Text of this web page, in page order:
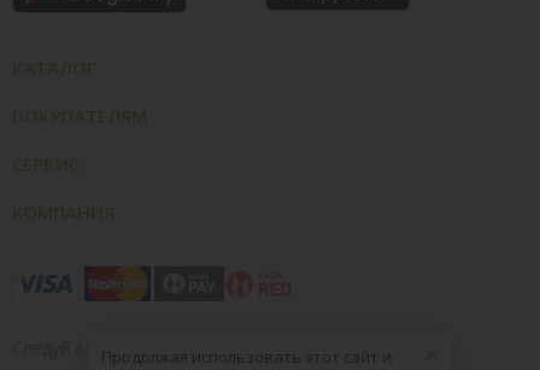
Следуй за нами ×
Продолжая использовать этот сайт и